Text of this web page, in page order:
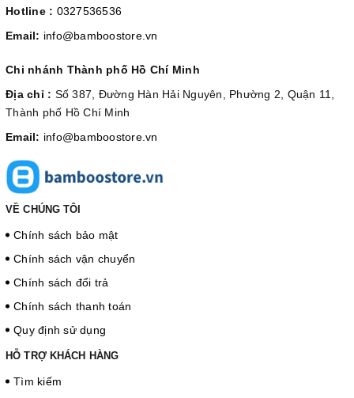
Hotline : 0327536536
Email: info@bamboostore.vn
Chi nhánh Thành phố Hồ Chí Minh
Địa chỉ : Số 387, Đường Hàn Hải Nguyên, Phường 2, Quận 11,
Thành phố Hồ Chí Minh
Email: info@bamboostore.vn
VỀ CHÚNG TÔI
Chính sách bảo mật
Chính sách vận chuyển
Chính sách đổi trả
Chính sách thanh toán
Quy định sử dụng
HỖ TRỢ KHÁCH HÀNG
Tìm kiếm